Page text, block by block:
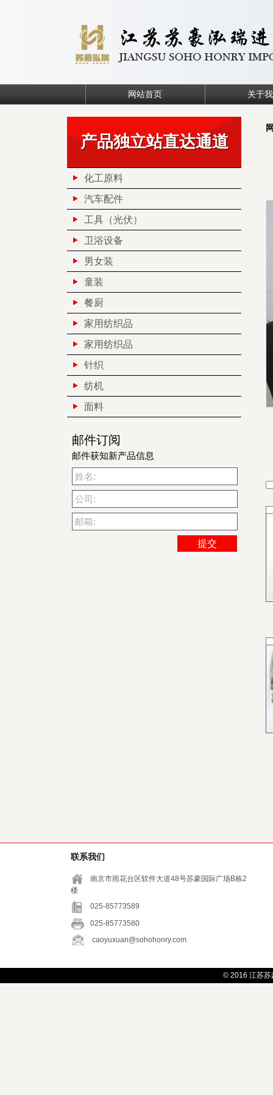
网站首页 关于
产品独立站直达通道
化工原料
汽车配件
工具（光伏）
卫浴设备
男女装
童装
餐厨
家用纺织品
家用纺织品
针织
纺机
面料
邮件订阅
邮件获知新产品信息
姓名:
公司:
邮箱:
联系我们
南京市雨花台区软件大道48号苏豪国际广场B栋2
楼
025-85773589
025-85773580
caoyuxuan@sohohonry.com
© 2016 江苏